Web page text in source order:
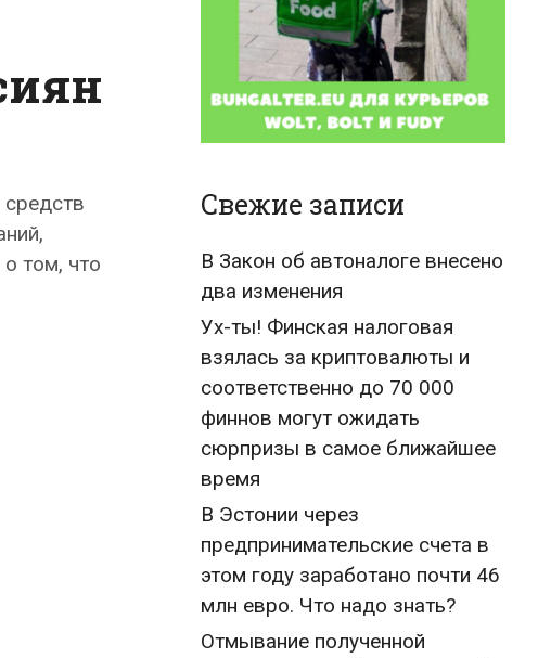
том, что
Свежие записи
В Закон об автоналоге внесено
два изменения
Ух-ты! Финская налоговая
взялась за криптовалюты и
соответственно до 70 000
финнов могут ожидать
сюрпризы в самое ближайшее
время
В Эстонии через
предпринимательские счета в
этом году заработано почти 46
млн евро. Что надо знать?
Отмывание полученной